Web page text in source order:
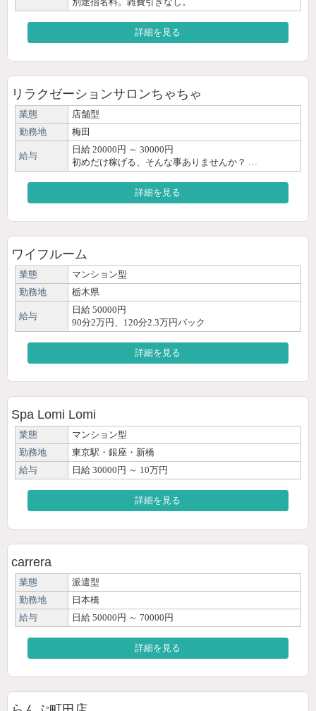
詳細を見る
リラクゼーションサロンちゃちゃ
業態
店舗型
勤務地
梅田
給与
日給 20000円 ～ 30000円
初めだけ稼げる、そんな事ありませんか？ …
詳細を見る
ワイフルーム
業態
マンション型
勤務地
栃木県
給与
日給 50000円
90分2万円、120分2.3万円バック
詳細を見る
Spa Lomi Lomi
業態
マンション型
勤務地
東京駅・銀座・新橋
給与
日給 30000円 ～ 10万円
詳細を見る
carrera
業態
派遣型
勤務地
日本橋
給与
日給 50000円 ～ 70000円
詳細を見る